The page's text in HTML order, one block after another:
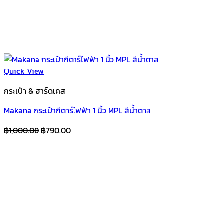
Quick View
กระเป๋า & ฮาร์ดเคส
Makana กระเป๋ากีตาร์ไฟฟ้า 1 นิ้ว MPL สีน้ำตาล
฿1,000.00 Original
฿790.00Current